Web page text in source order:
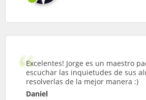
Excelentes! Jorge es un maestro
escuchar las inquietudes de sus
resolverlas de la mejor manera :)
Daniel